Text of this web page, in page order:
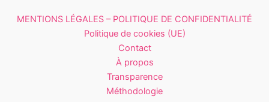
MENTIONS LÉGALES – POLITIQUE DE CONFIDENTIALITÉ
Politique de cookies (UE)
Contact
À propos
Transparence
Méthodologie